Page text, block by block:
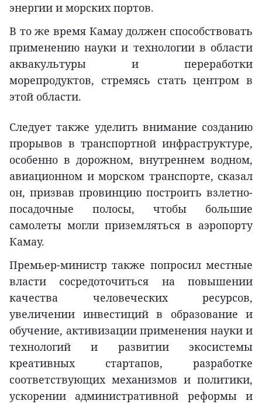
энергии и морских портов.
В то же время Камау должен способствовать
применению науки и технологии в области
аквакультуры и переработки
морепродуктов, стремясь стать центром в
этой области.
Следует также уделить внимание созданию
прорывов в транспортной инфраструктуре,
особенно в дорожном, внутреннем водном,
авиационном и морском транспорте, сказал
он, призвав провинцию построить взлетно-
посадочные полосы, чтобы большие
самолеты могли приземляться в аэропорту
Камау.
Премьер-министр также попросил местные
власти сосредоточиться на повышении
качества человеческих ресурсов,
увеличении инвестиций в образование и
обучение, активизации применения науки и
технологий и развитии экосистемы
креативных стартапов, разработке
соответствующих механизмов и политики,
ускорении административной реформы и